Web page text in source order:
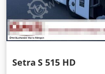
Setra S 515 HD